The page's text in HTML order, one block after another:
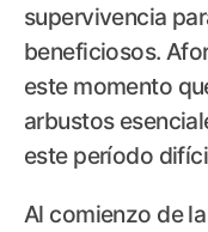
supervivencia
beneficiosos.
este momento
arbustos
este período
Al comienzo de